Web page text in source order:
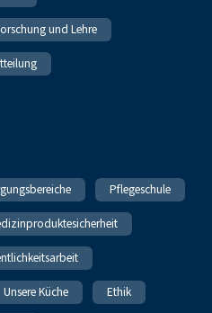
und Lehre
Pflegeschule
Unsere Küche Ethik